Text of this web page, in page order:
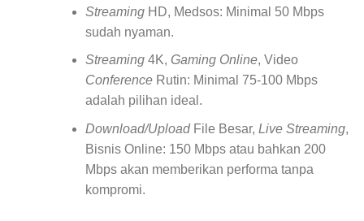
StreamingHD, Medsos: Minimal 50 Mbps
sudah nyaman.
Streaming4K, Gaming Online, Video
ConferenceRutin: Minimal 75-100 Mbps
adalah pilihan ideal.
Download/UploadFile Besar, Live Streaming,
Bisnis Online: 150 Mbps atau bahkan 200
Mbps akan memberikan performa tanpa
kompromi.